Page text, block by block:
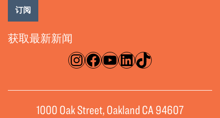
淘宝网脸书录像带ǞǞǞTikTok
获取最新新闻
订阅
1000 Oak Street, Oakland CA 94607